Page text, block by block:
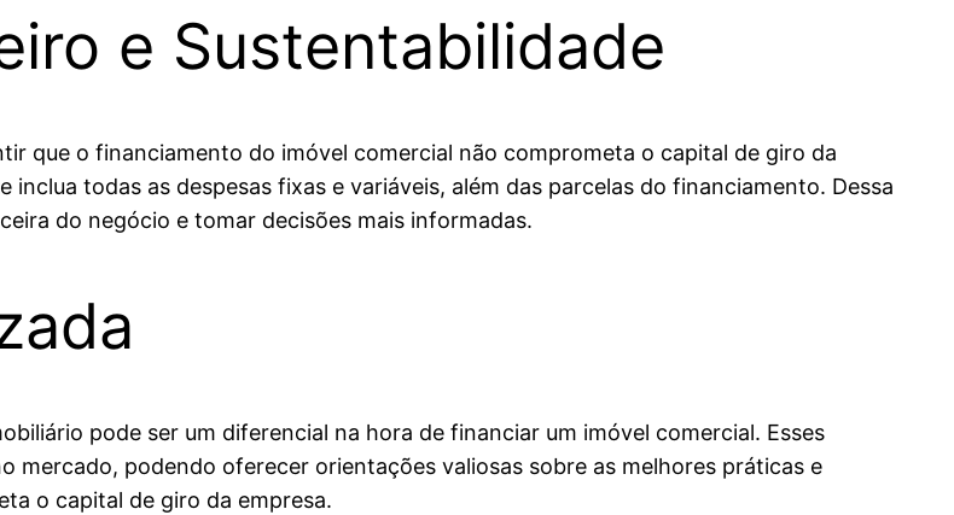
e Sustentabilidade
que o financiamento do imóvel comercial não comprometa o capital de giro da
todas as despesas fixas e variáveis, além das parcelas do financiamento. Dessa
do negócio e tomar decisões mais informadas.
pode ser um diferencial na hora de financiar um imóvel comercial. Esses
mercado, podendo oferecer orientações valiosas sobre as melhores práticas e
o capital de giro da empresa.